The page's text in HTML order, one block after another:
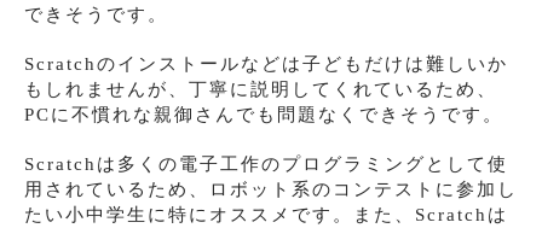
できそうです。
Scratchのインストールなどは子どもだけは難しいか
もしれませんが、丁寧に説明してくれているため、
PCに不慣れな親御さんでも問題なくできそうです。
Scratchは多くの電子工作のプログラミングとして使
用されているため、ロボット系のコンテストに参加し
たい小中学生に特にオススメです。また、Scratchは